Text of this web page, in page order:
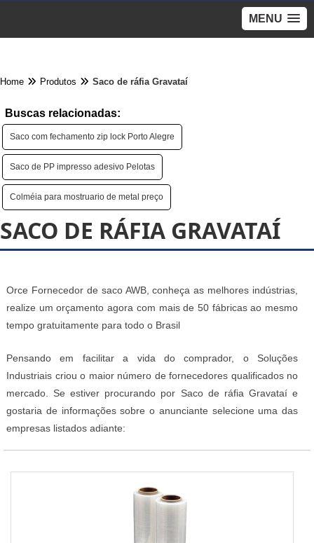
MENU
Home Produtos Saco de ráfia Gravataí
Buscas relacionadas:
Saco com fechamento zip lock Porto Alegre
Saco de PP impresso adesivo Pelotas
Colméia para mostruario de metal preço
SACO DE RÁFIA GRAVATAÍ
Orce Fornecedor de saco AWB, conheça as melhores indústrias,
realize um orçamento agora com mais de 50 fábricas ao mesmo
tempo gratuitamente para todo o Brasil
Pensando em facilitar a vida do comprador, o Soluções
Industriais criou o maior número de fornecedores qualificados no
mercado. Se estiver procurando por Saco de ráfia Gravataí e
gostaria de informações sobre o anunciante selecione uma das
empresas listados adiante: